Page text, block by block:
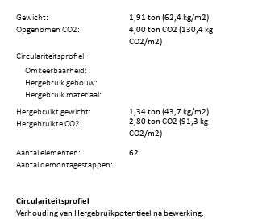
Gewicht:
1,91 ton (62,4 kg/m2)
Opgenomen CO2:
4,00 ton CO2 (130,4 kg
CO2/m2)
Circulariteitsprofiel:
Omkeerbaarheid:
Hergebruik gebouw:
Hergebruik materiaal:
Hergebruikt gewicht:
Hergebruikte CO2:
1,34 ton (43,7 kg/m2)
2,80 ton CO2 (91,3 kg
CO2/m2)
Aantal elementen:
62
Aantal demontagestappen:
Circulariteitsprofiel
Verhouding van Hergebruikpotentieel na bewerking.